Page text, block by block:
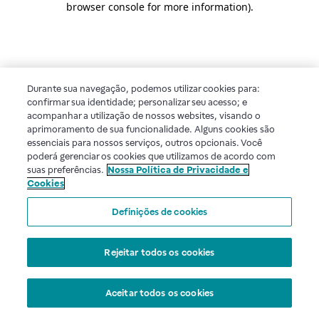
browser console for more information).
Durante sua navegação, podemos utilizar cookies para:
confirmar sua identidade; personalizar seu acesso; e
acompanhar a utilização de nossos websites, visando o
aprimoramento de sua funcionalidade. Alguns cookies são
essenciais para nossos serviços, outros opcionais. Você
poderá gerenciar os cookies que utilizamos de acordo com
suas preferências. Nossa Política de Privacidade e
Cookies
Definições de cookies
Rejeitar todos os cookies
Aceitar todos os cookies